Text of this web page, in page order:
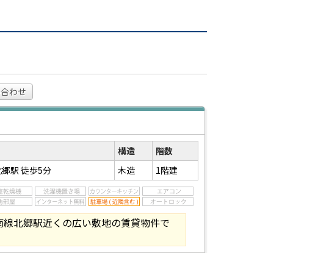
わせ
構造
階数
駅 徒歩5分 木造 1階建
北郷駅近くの広い敷地の賃貸物件で